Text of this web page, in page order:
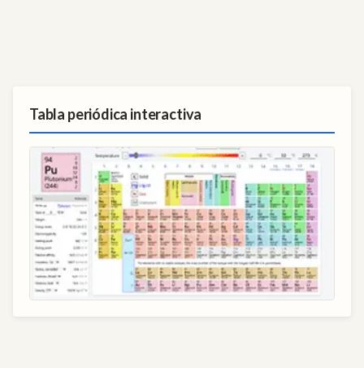
Tabla periódica interactiva